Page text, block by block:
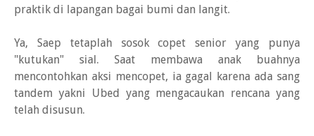
praktik di lapangan bagai bumi dan langit.
Ya, Saep tetaplah sosok copet senior yang punya
"kutukan" sial. Saat membawa anak buahnya
mencontohkan aksi mencopet, ia gagal karena ada sang
tandem yakni Ubed yang mengacaukan rencana yang
telah disusun.